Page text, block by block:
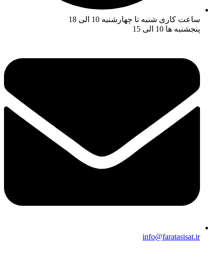
ساعت کاری شنبه تا چهارشنبه 10 الی 18
پنجشنبه ها 10 الی 15
info@faratasisat.ir